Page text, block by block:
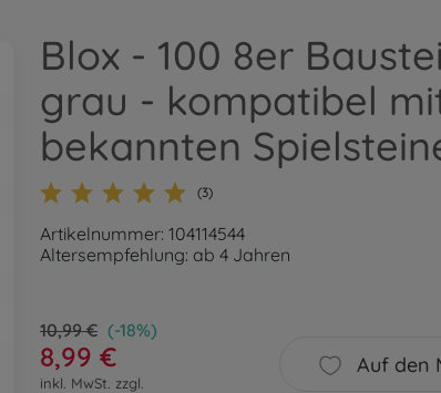
Blox - 100 8er
grau - kompatibel
bekannten
(3)
Artikelnummer: 104114544
Altersempfehlung: ab 4 Jahren
10,99 € (-18%)
8,99 €
inkl. MwSt. zzgl.
Auf den